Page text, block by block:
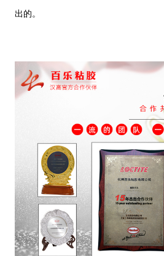
出的。